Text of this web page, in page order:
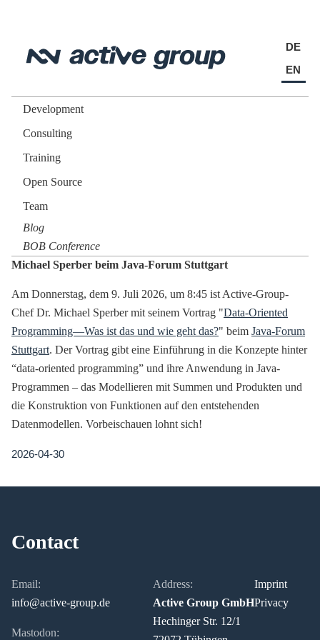
DE
EN
Development
Consulting
Training
Open Source
Team
Blog
BOB Conference
Michael Sperber beim Java-Forum Stuttgart
Am Donnerstag, dem 9. Juli 2026, um 8:45 ist Active-Group-
Chef Dr. Michael Sperber mit seinem Vortrag "Data-Oriented
Programming—Was ist das und wie geht das?" beim Java-Forum
Stuttgart. Der Vortrag gibt eine Einführung in die Konzepte hinter
“data-oriented programming” und ihre Anwendung in Java-
Programmen – das Modellieren mit Summen und Produkten und
die Konstruktion von Funktionen auf den entstehenden
Datenmodellen. Vorbeischauen lohnt sich!
2026-04-30
Contact
Email:
info@active-group.de
Mastodon:
Address:
Active Group GmbH
Hechinger Str. 12/1
Imprint
Privacy